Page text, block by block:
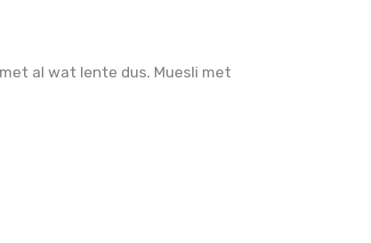
al wat lente dus. Muesli met